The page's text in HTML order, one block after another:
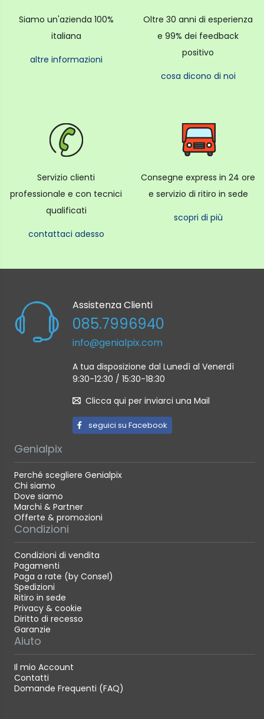
Siamo un'azienda 100%
italiana
altre informazioni
Oltre 30 anni di esperienza
e 99% dei feedback
positivo
cosa dicono di noi
Servizio clienti
professionale e con tecnici
qualificati
contattaci adesso
Consegne express in 24 ore
e servizio di ritiro in sede
scopri di più
Assistenza Clienti
085.7996940
info@genialpix.com
A tua disposizione dal Lunedì al Venerdì
9:30-12:30 / 15:30-18:30
Clicca qui per inviarci una Mail
seguici su Facebook
Genialpix
Perché scegliere Genialpix
Chi siamo
Dove siamo
Marchi & Partner
Offerte & promozioni
Condizioni
Condizioni di vendita
Pagamenti
Paga a rate (by Consel)
Spedizioni
Ritiro in sede
Privacy & cookie
Diritto di recesso
Garanzie
Aiuto
Il mio Account
Contatti
Domande Frequenti (FAQ)